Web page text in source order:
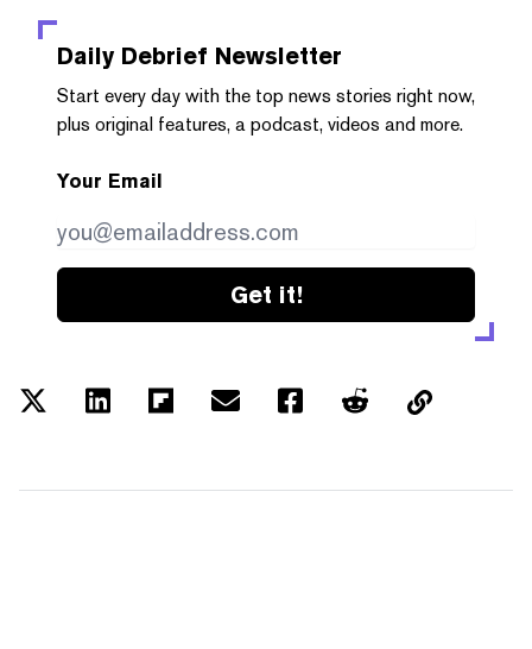
Daily Debrief Newsletter
Start every day with the top news stories right now,
plus original features, a podcast, videos and more.
Your Email
Get it!